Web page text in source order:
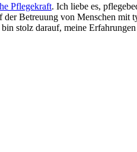
Pflegekraft. Ich liebe es,
Betreuung von Menschen mit
stolz darauf, meine